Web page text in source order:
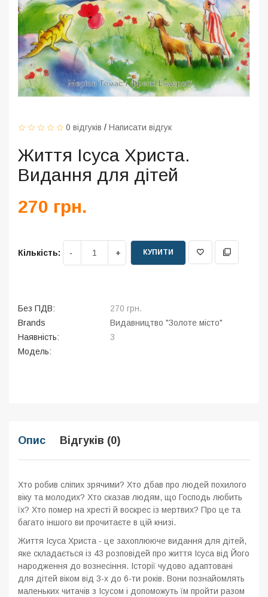
0 відгуків / Написати відгук
Життя Ісуса Христа.
Видання для дітей
270 грн.
Кількість: КУПИТИ
Без ПДВ:
270 грн.
Brands
Видавництво "Золоте місто"
Наявність:
3
Модель:
Опис Відгуків (0)
Хто робив сліпих зрячими? Хто дбав про людей похилого
віку та молодих? Хто сказав людям, що Господь любить
їх? Хто помер на хресті й воскрес із мертвих? Про це та
багато іншого ви прочитаєте в цій книзі.
Життя Ісуса Христа - це захоплююче видання для дітей,
яке складається із 43 розповідей про життя Ісуса від Його
народження до вознесіння. Історії чудово адаптовані
для дітей віком від 3-х до 6-ти років. Вони познайомлять
маленьких читачів з Ісусом і допоможуть їм пройти разом